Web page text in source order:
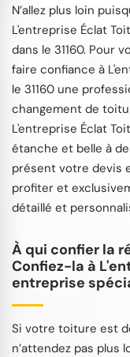
N’allez plus loin
L'entreprise Éclat
dans le 31160. Pour
faire confiance à
le 31160 une
changement de
L'entreprise Éclat
étanche et belle à
présent votre devis
profiter et
détaillé et
À qui confier la
Confiez-la à
entreprise
Si votre toiture est
n’attendez pas plus